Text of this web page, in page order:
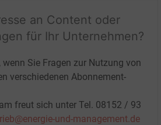
an Content oder
für Ihr Unternehmen?
wenn Sie Fragen zur Nutzung von
verschiedenen Abonnement-
freut sich unter Tel. 08152 / 93
und-management.de